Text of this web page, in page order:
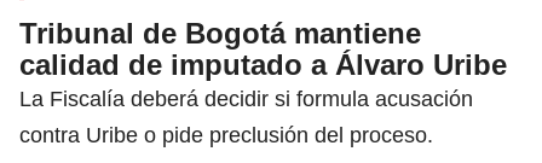
Tribunal de Bogotá mantiene
calidad de imputado a Álvaro Uribe
La Fiscalía deberá decidir si formula acusación
contra Uribe o pide preclusión del proceso.